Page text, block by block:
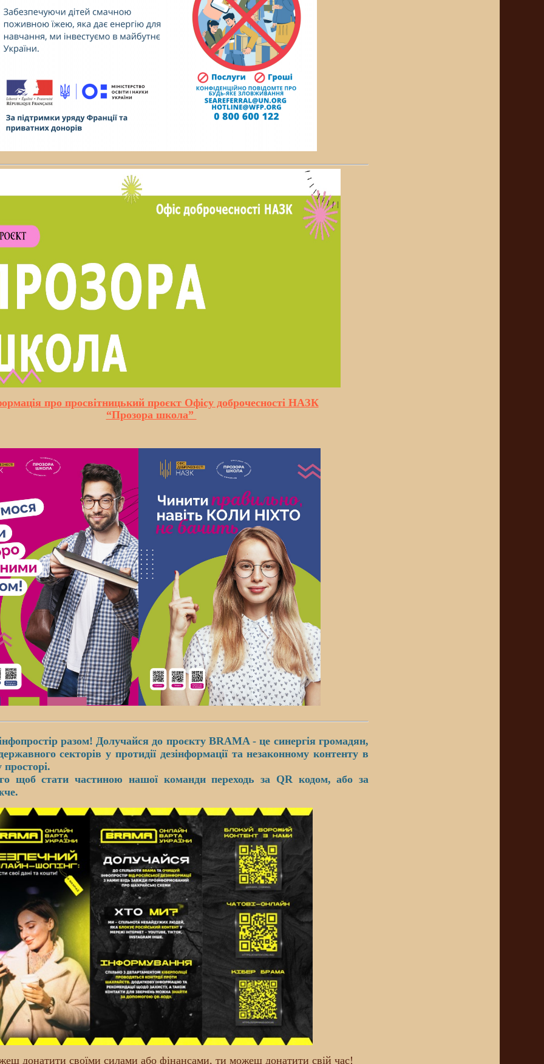
пропросвітницький проєкт Офісу доброчесності НАЗК
“Прозора школа”
разом! Долучайся до проєкту BRAMA - це синергія громадян,
секторів у протидії дезінформації та незаконному контенту в
частиною нашої команди переходь за QR кодом, або за
донатити своїми силами або фінансами, ти можеш донатити свій час!